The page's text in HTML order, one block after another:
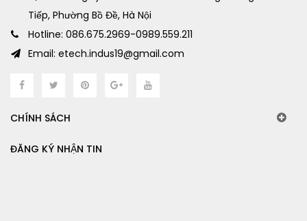
Tiếp, Phường Bồ Đề, Hà Nội
Hotline: 086.675.2969-0989.559.211
Email: etech.indus19@gmail.com
CHÍNH SÁCH
ĐĂNG KÝ NHẬN TIN